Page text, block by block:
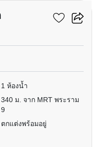
1 ห้องน้ำ
340 ม. จาก MRT พระราม
9
ตกแต่งพร้อมอยู่